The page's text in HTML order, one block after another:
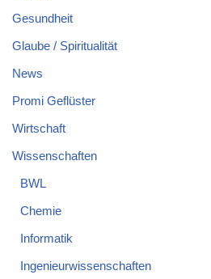
Gesundheit
Glaube / Spiritualität
News
Promi Geflüster
Wirtschaft
Wissenschaften
BWL
Chemie
Informatik
Ingenieurwissenschaften